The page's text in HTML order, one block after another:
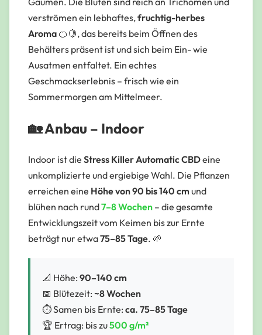
verströmen ein lebhaftes,fruchtig-herbes
Aroma 🍊🍋, das bereits beim Öffnen des
Behälters präsent ist und sich beim Ein- wie
Ausatmen entfaltet. Ein echtes
Geschmackserlebnis – frisch wie ein
Sommermorgen am Mittelmeer.
🏡 Anbau – Indoor
Indoor ist die Stress Killer Automatic CBDeine
unkomplizierte und ergiebige Wahl. Die Pflanzen
erreichen eine Höhe von 90 bis 140 cm und
blühen nach rund7–8 Wochen – die gesamte
Entwicklungszeit vom Keimen bis zur Ernte
beträgt nur etwa75–85 Tage. 🌱
📐 Höhe: 90–140 cm
📅 Blütezeit: ~8 Wochen
⏱️ Samen bis Ernte: ca. 75–85 Tage
🏆 Ertrag: bis zu500 g/m²